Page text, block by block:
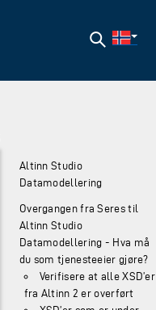
Søk
Altinn Studio
Datamodellering
Overgangen fra Seres til
Altinn Studio
Datamodellering - Hva må
du som tjenesteeier gjøre?
Verifisere at alle XSD’er
fra Altinn 2 er overført